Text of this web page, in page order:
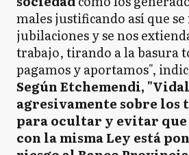
males justificando así que se
jubilaciones y se nos
trabajo, tirando a la basura
pagamos y aportamos",
Según Etchemendi,
agresivamente sobre los
para ocultar y evitar que
con la misma Ley está